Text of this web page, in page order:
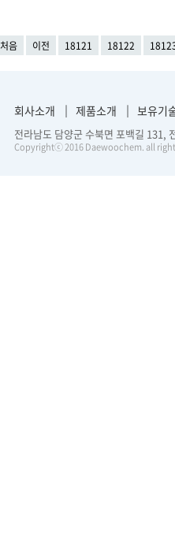
처음 이전 18121 18122
회사소개 제품소개 보유기
전라남도 담양군 수북면 포백길
Copyrightⓒ 2016 Daewoochem. all